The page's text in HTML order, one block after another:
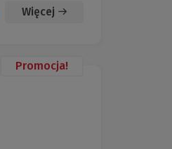
Więcej
Promocja!